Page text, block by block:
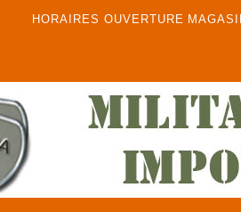
HORAIRES OUVERTURE